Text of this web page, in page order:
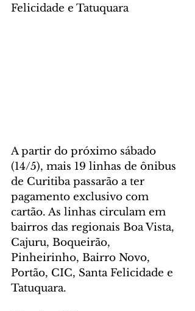
Felicidade e Tatuquara
A partir do próximo sábado
(14/5), mais 19 linhas de ônibus
de Curitiba passarão a ter
pagamento exclusivo com
cartão. As linhas circulam em
bairros das regionais Boa Vista,
Cajuru, Boqueirão,
Pinheirinho, Bairro Novo,
Portão, CIC, Santa Felicidade e
Tatuquara.